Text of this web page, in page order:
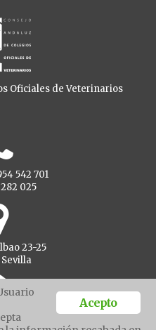
Oficiales de Veterinarios
542 701
025
23-25
unica
Acepto